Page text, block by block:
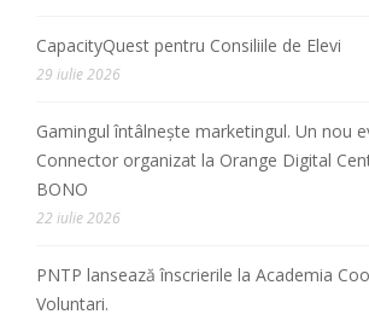
CapacityQuest pentru Consiliile de Elevi
29 iulie 2026
Gamingul întâlnește marketingul. Un nou
Connector organizat la Orange Digital
BONO
22 iulie 2026
PNTP lansează înscrierile la Academia
Voluntari.